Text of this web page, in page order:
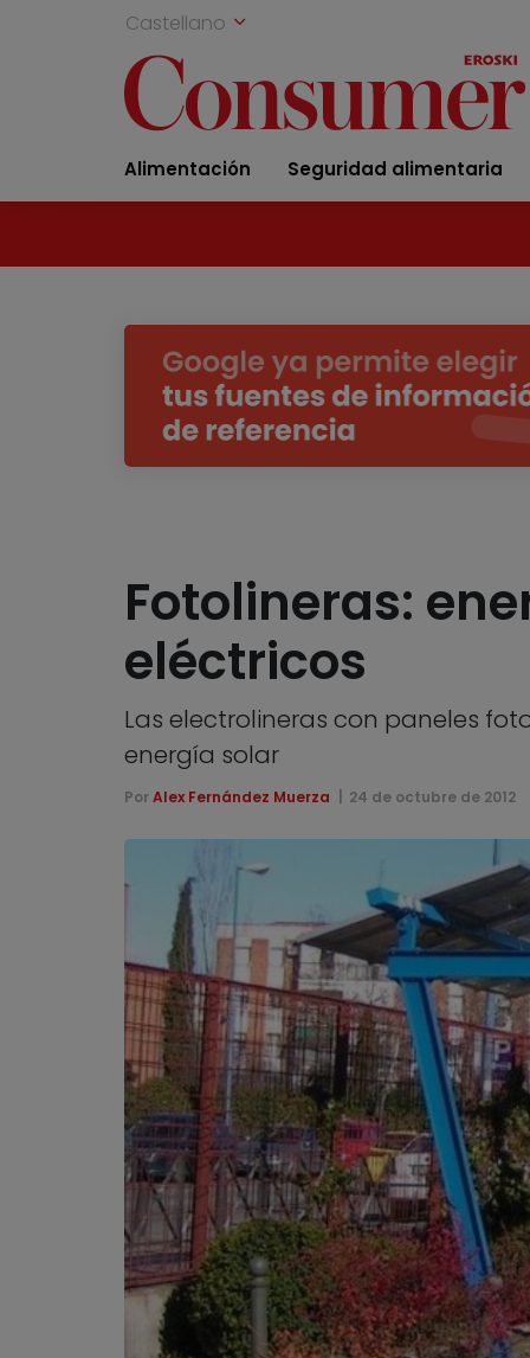
Castellano
Alimentación Seguridad alimentaria
Fotolineras:
eléctricos
Las electrolineras con paneles
energía solar
Por Alex Fernández Muerza 24 de octubre de 2012